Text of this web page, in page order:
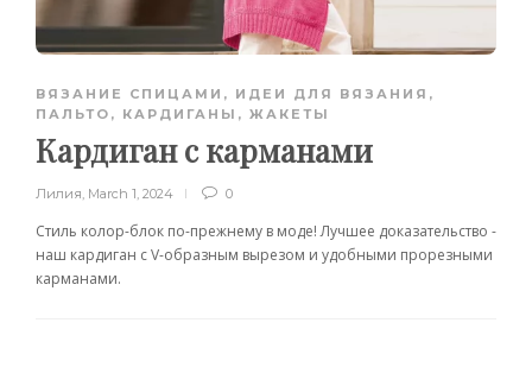
ВЯЗАНИЕ СПИЦАМИ , ИДЕИ ДЛЯ ВЯЗАНИЯ ,
ПАЛЬТО, КАРДИГАНЫ, ЖАКЕТЫ
Кардиган с карманами
Лилия, March 1, 2024 0
Стиль колор-блок по-прежнему в моде! Лучшее доказательство -
наш кардиган с V-образным вырезом и удобными прорезными
карманами.